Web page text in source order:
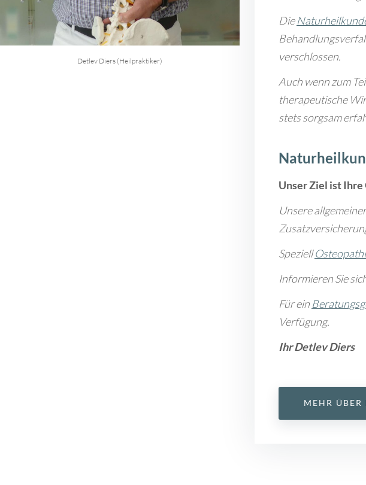
Detlev Diers (Heilpraktiker)
Die
verschlossen.
Auch wenn zum
therapeutische
stets sorgsam
Unser Ziel ist
Unsere
Speziell
Informieren Sie
Für ein
Verfügung.
Ihr Detlev Diers
MEHR